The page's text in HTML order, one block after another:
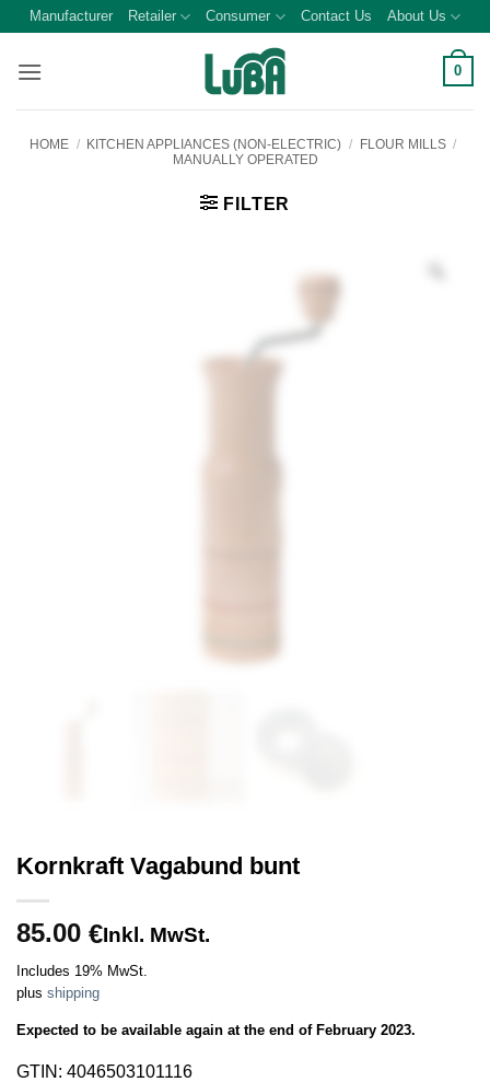
Skip
content
Manufacturer Retailer Consumer Contact Us About Us
0
HOME / KITCHEN APPLIANCES (NON-ELECTRIC) / FLOUR MILLS /
MANUALLY OPERATED
FILTER
Kornkraft Vagabund bunt
85.00 €Inkl. MwSt.
Includes 19% MwSt.
plus shipping
Expected to be available again at the end of February 2023.
GTIN: 4046503101116